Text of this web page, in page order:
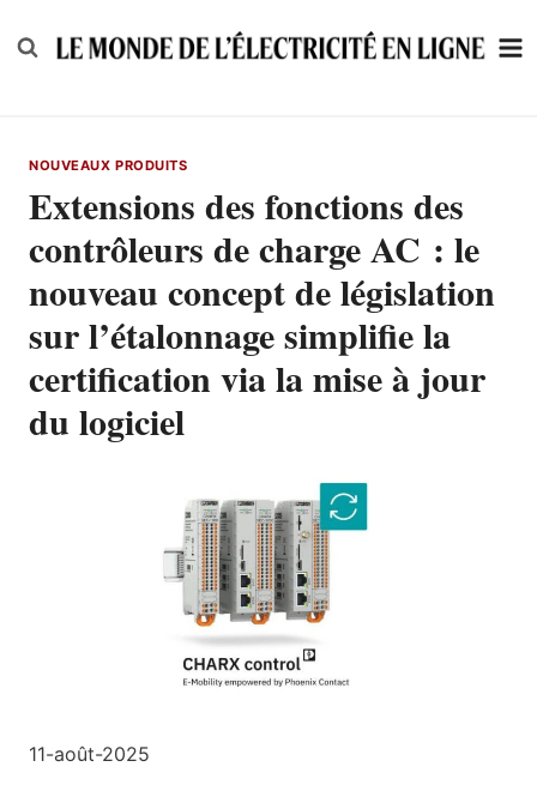
to
NOUVEAUX PRODUITS
Extensions des fonctions des
contrôleurs de charge AC : le
nouveau concept de législation
sur l’étalonnage simplifie la
certification via la mise à jour
du logiciel
11-août-2025